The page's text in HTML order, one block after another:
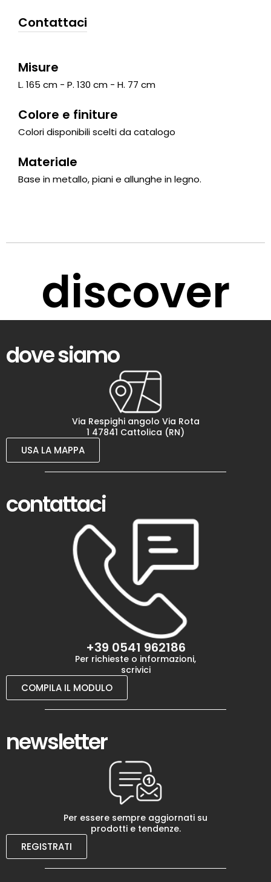
Contattaci
Misure
L. 165 cm - P. 130 cm - H. 77 cm
Colore e finiture
Colori disponibili scelti da catalogo
Materiale
Base in metallo, piani e allunghe in legno.
discover
dove siamo
Via Respighi angolo Via Rota
1 47841 Cattolica (RN)
USA LA MAPPA
contattaci
+39 0541 962186
Per richieste o informazioni,
scrivici
COMPILA IL MODULO
newsletter
Per essere sempre aggiornati su
prodotti e tendenze.
REGISTRATI